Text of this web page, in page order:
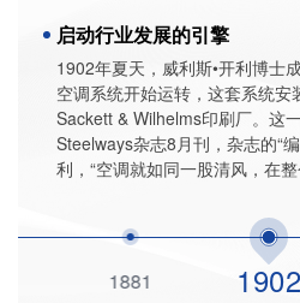
启动行业发展的引擎
1902年夏天，威利斯•开利博士
空调系统开始运转，这套系统安
Sackett & Wilhelms印刷厂。这
Steelways杂志8月刊，杂志的“
利，“空调就如同一股清风，在整
WillisCarrier.com
1881 1902